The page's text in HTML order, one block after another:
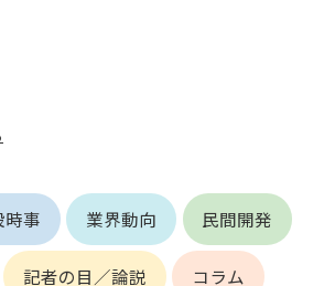
時事 業界動向 民間開発
記者の目／論説 コラム
た場合、会員資格を取り消すことがあり
ワードの管理）
理者が発行したIDおよびパスワードの使
て責任を負うものとします。
よびパスワードを、貸与、譲渡、売買、